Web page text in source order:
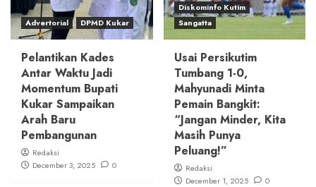
Advertorial DPMD Kukar
Pelantikan Kades
Antar Waktu Jadi
Momentum Bupati
Kukar Sampaikan
Arah Baru
Pembangunan
Redaksi
December 3, 2025
0
Diskominfo Kutim
Sangatta
Usai Persikutim
Tumbang 1-0,
Mahyunadi Minta
Pemain Bangkit:
“Jangan Minder, Kita
Masih Punya
Peluang!”
Redaksi
December 1, 2025
0